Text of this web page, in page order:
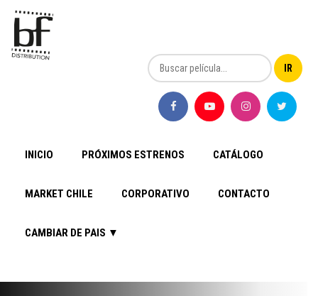
INICIO PRÓXIMOS ESTRENOS CATÁLOGO
MARKET CHILE CORPORATIVO CONTACTO
CAMBIAR DE PAIS ▼